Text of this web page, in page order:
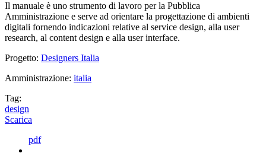
Il manuale è uno strumento di lavoro per la Pubblica
Amministrazione e serve ad orientare la progettazione di ambienti
digitali fornendo indicazioni relative al service design, alla user
research, al content design e alla user interface.
Progetto: Designers Italia
Amministrazione: italia
Tag:
design
Scarica
pdf